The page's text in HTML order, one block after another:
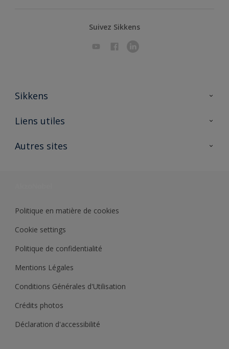
Suivez Sikkens
Sikkens
A propos de Sikkens
Liens utiles
Ouvrir un magasin PASS
Autres sites
Politique en matière de cookies
Cookie settings
Politique de confidentialité
Mentions Légales
Conditions Générales d'Utilisation
Crédits photos
Déclaration d'accessibilité